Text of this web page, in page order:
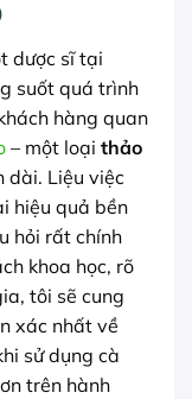
dược sĩ tại
suốt quá trình
hàng quan
– một loại thảo
dài. Liệu việc
hiệu quả bền
hỏi rất chính
khoa học, rõ
tôi sẽ cung
xác nhất về
sử dụng cà
trên hành